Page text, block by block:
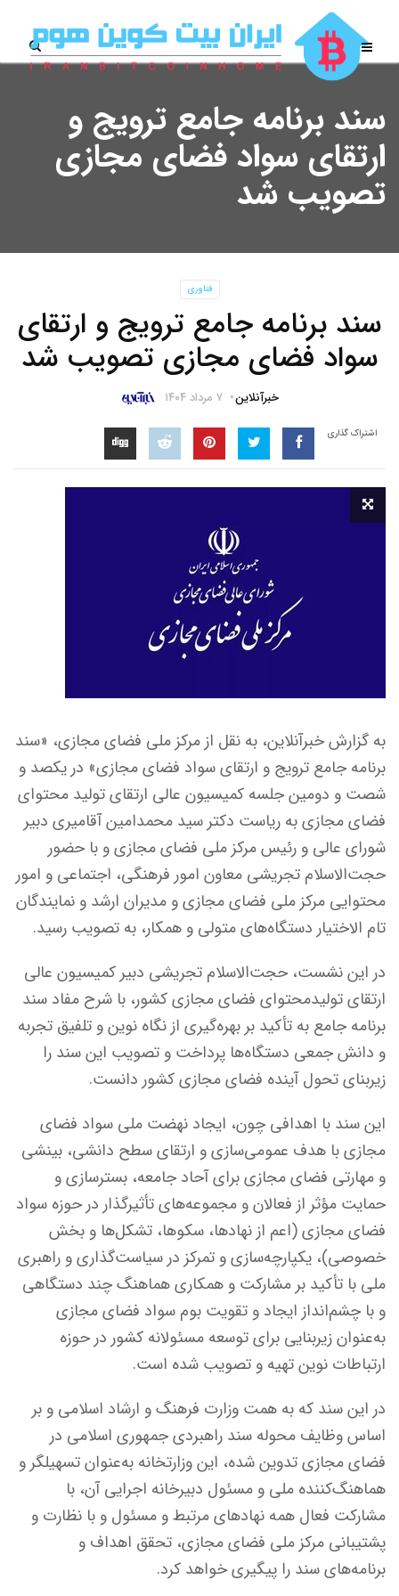
سند برنامه جامع ترویج و
ارتقای سواد فضای مجازی
تصویب شد
فناوری
سند برنامه جامع ترویج و ارتقای
سواد فضای مجازی تصویب شد
خبرآنلاین ۷ مرداد ۱۴۰۴
اشتراک گذاری
به گزارش خبرآنلاین، به نقل از مرکز ملی فضای مجازی، «سند
برنامه جامع ترویج و ارتقای سواد فضای مجازی» در یکصد و
شصت و دومین جلسه کمیسیون عالی ارتقای تولید محتوای
فضای مجازی به ریاست دکتر سید محمدامین آقامیری دبیر
شورای عالی و رئیس مرکز ملی فضای مجازی و با حضور
حجت‌الاسلام تجریشی معاون امور فرهنگی، اجتماعی و امور
محتوایی مرکز ملی فضای مجازی و مدیران ارشد و نمایندگان
تام الاختیار دستگاه‌های متولی و همکار، به تصویب رسید.
در این نشست، حجت‌الاسلام تجریشی دبیر کمیسیون عالی
ارتقای تولیدمحتوای فضای مجازی کشور، با شرح مفاد سند
برنامه جامع به تأکید بر بهره‌گیری از نگاه نوین و تلفیق تجربه
و دانش جمعی دستگاه‌ها پرداخت و تصویب این سند را
زیربنای تحول آینده فضای مجازی کشور دانست.
این سند با اهدافی چون، ایجاد نهضت ملی سواد فضای
مجازی با هدف عمومی‌سازی و ارتقای سطح دانشی، بینشی
و مهارتی فضای مجازی برای آحاد جامعه، بسترسازی و
حمایت مؤثر از فعالان و مجموعه‌های تأثیرگذار در حوزه سواد
فضای مجازی (اعم از نهادها، سکوها، تشکل‌ها و بخش
خصوصی)، یکپارچه‌سازی و تمرکز در سیاست‌گذاری و راهبری
ملی با تأکید بر مشارکت و همکاری هماهنگ چند دستگاهی
و با چشم‌انداز ایجاد و تقویت بوم سواد فضای مجازی
به‌عنوان زیربنایی برای توسعه مسئولانه کشور در حوزه
ارتباطات نوین تهیه و تصویب شده است.
در این سند که به همت وزارت فرهنگ و ارشاد اسلامی و بر
اساس وظایف محوله سند راهبردی جمهوری اسلامی در
فضای مجازی تدوین شده، این وزارتخانه به‌عنوان تسهیلگر و
هماهنگ‌کننده ملی و مسئول دبیرخانه اجرایی آن، با
مشارکت فعال همه نهادهای مرتبط و مسئول و با نظارت و
پشتیبانی مرکز ملی فضای مجازی، تحقق اهداف و
برنامه‌های سند را پیگیری خواهد کرد.